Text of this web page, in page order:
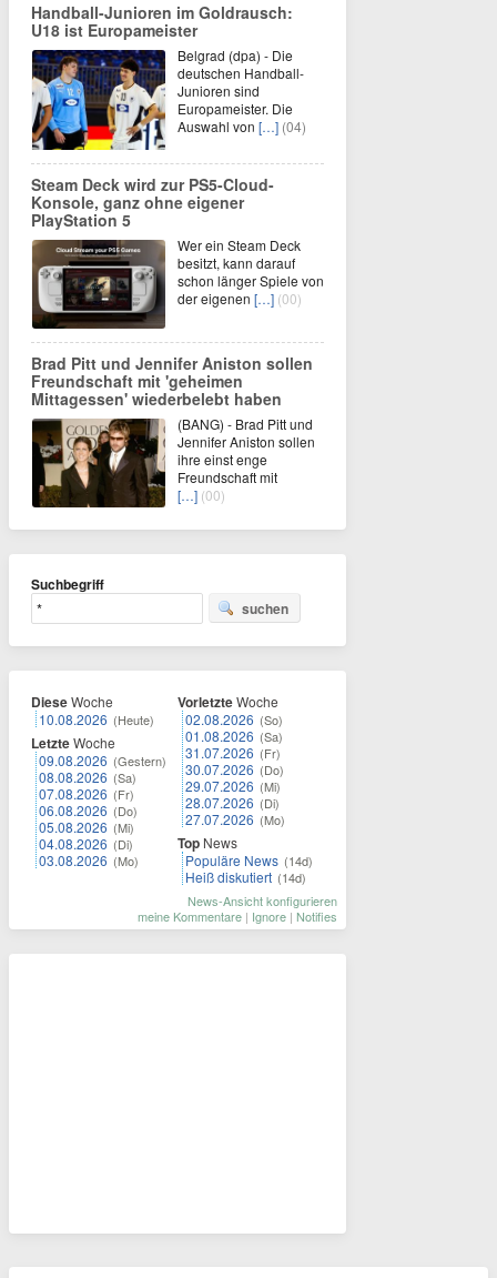
Handball-Junioren im Goldrausch:
U18 ist Europameister
Belgrad (dpa) - Die
deutschen Handball-
Junioren sind
Europameister. Die
Auswahl von […] (04)
Steam Deck wird zur PS5-Cloud-
Konsole, ganz ohne eigener
PlayStation 5
Wer ein Steam Deck
besitzt, kann darauf
schon länger Spiele von
der eigenen […] (00)
Brad Pitt und Jennifer Aniston sollen
Freundschaft mit 'geheimen
Mittagessen' wiederbelebt haben
(BANG) - Brad Pitt und
Jennifer Aniston sollen
ihre einst enge
Freundschaft mit
[…] (00)
Suchbegriff
suchen
DieseWoche
10.08.2026 (Heute)
LetzteWoche
09.08.2026 (Gestern)
08.08.2026 (Sa)
07.08.2026 (Fr)
06.08.2026 (Do)
05.08.2026 (Mi)
04.08.2026 (Di)
03.08.2026 (Mo)
VorletzteWoche
02.08.2026 (So)
01.08.2026 (Sa)
31.07.2026 (Fr)
30.07.2026 (Do)
29.07.2026 (Mi)
28.07.2026 (Di)
27.07.2026 (Mo)
Top News
Populäre News (14d)
Heiß diskutiert (14d)
News-Ansicht konfigurieren
meine Kommentare | Ignore | Notifies